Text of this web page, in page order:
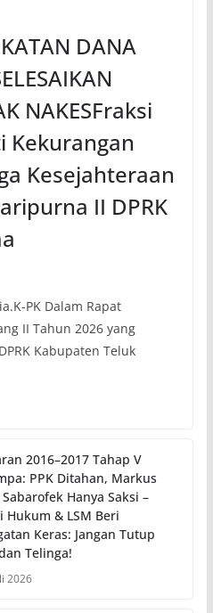
DANA
NAKESFraksi
Kekurangan
Kesejahteraan
II DPRK
PK Dalam Rapat
II Tahun 2026 yang
Kabupaten Teluk
2016–2017 Tahap V
PPK Ditahan, Markus
Hanya Saksi –
Hukum & LSM Beri
Keras: Jangan Tutup
Telinga!
2026